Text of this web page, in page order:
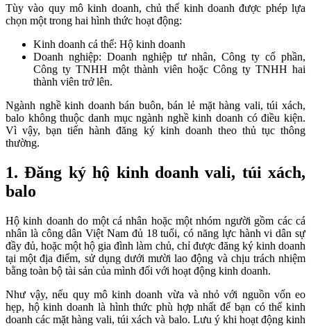
Tùy vào quy mô kinh doanh, chủ thể kinh doanh được phép lựa
chọn một trong hai hình thức hoạt động:
Kinh doanh cá thể: Hộ kinh doanh
Doanh nghiệp: Doanh nghiệp tư nhân, Công ty cổ phần,
Công ty TNHH một thành viên hoặc Công ty TNHH hai
thành viên trở lên.
Ngành nghề kinh doanh bán buôn, bán lẻ mặt hàng vali, túi xách,
balo không thuộc danh mục ngành nghề kinh doanh có điều kiện.
Vì vậy, bạn tiến hành đăng ký kinh doanh theo thủ tục thông
thường.
1. Đăng ký hộ kinh doanh vali, túi xách,
balo
Hộ kinh doanh do một cá nhân hoặc một nhóm người gồm các cá
nhân là công dân Việt Nam đủ 18 tuổi, có năng lực hành vi dân sự
đầy đủ, hoặc một hộ gia đình làm chủ, chỉ được đăng ký kinh doanh
tại một địa điểm, sử dụng dưới mười lao động và chịu trách nhiệm
bằng toàn bộ tài sản của mình đối với hoạt động kinh doanh.
Như vậy, nếu quy mô kinh doanh vừa và nhỏ với nguồn vốn eo
hẹp, hộ kinh doanh là hình thức phù hợp nhất để bạn có thể kinh
doanh các mặt hàng vali, túi xách và balo. Lưu ý khi hoạt động kinh